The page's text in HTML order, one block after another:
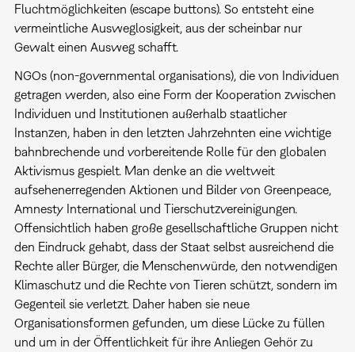
Fluchtmöglichkeiten (escape buttons). So entsteht eine
vermeintliche Ausweglosigkeit, aus der scheinbar nur
Gewalt einen Ausweg schafft.
NGOs (non-governmental organisations), die von Individuen
getragen werden, also eine Form der Kooperation zwischen
Individuen und Institutionen außerhalb staatlicher
Instanzen, haben in den letzten Jahrzehnten eine wichtige
bahnbrechende und vorbereitende Rolle für den globalen
Aktivismus gespielt. Man denke an die weltweit
aufsehenerregenden Aktionen und Bilder von Greenpeace,
Amnesty International und Tierschutzvereinigungen.
Offensichtlich haben große gesellschaftliche Gruppen nicht
den Eindruck gehabt, dass der Staat selbst ausreichend die
Rechte aller Bürger, die Menschenwürde, den notwendigen
Klimaschutz und die Rechte von Tieren schützt, sondern im
Gegenteil sie verletzt. Daher haben sie neue
Organisationsformen gefunden, um diese Lücke zu füllen
und um in der Öffentlichkeit für ihre Anliegen Gehör zu